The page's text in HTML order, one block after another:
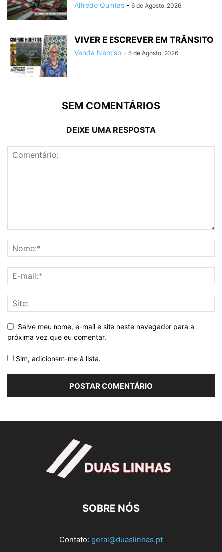
Alfredo Quintas - 6 de Agosto, 2026
VIVER E ESCREVER EM TRÂNSITO
Vanda Narciso - 5 de Agosto, 2026
SEM COMENTÁRIOS
DEIXE UMA RESPOSTA
Salve meu nome, e-mail e site neste navegador para a
próxima vez que eu comentar.
Sim, adicionem-me à lista.
SOBRE NÓS
Contato: geral@duaslinhas.pt